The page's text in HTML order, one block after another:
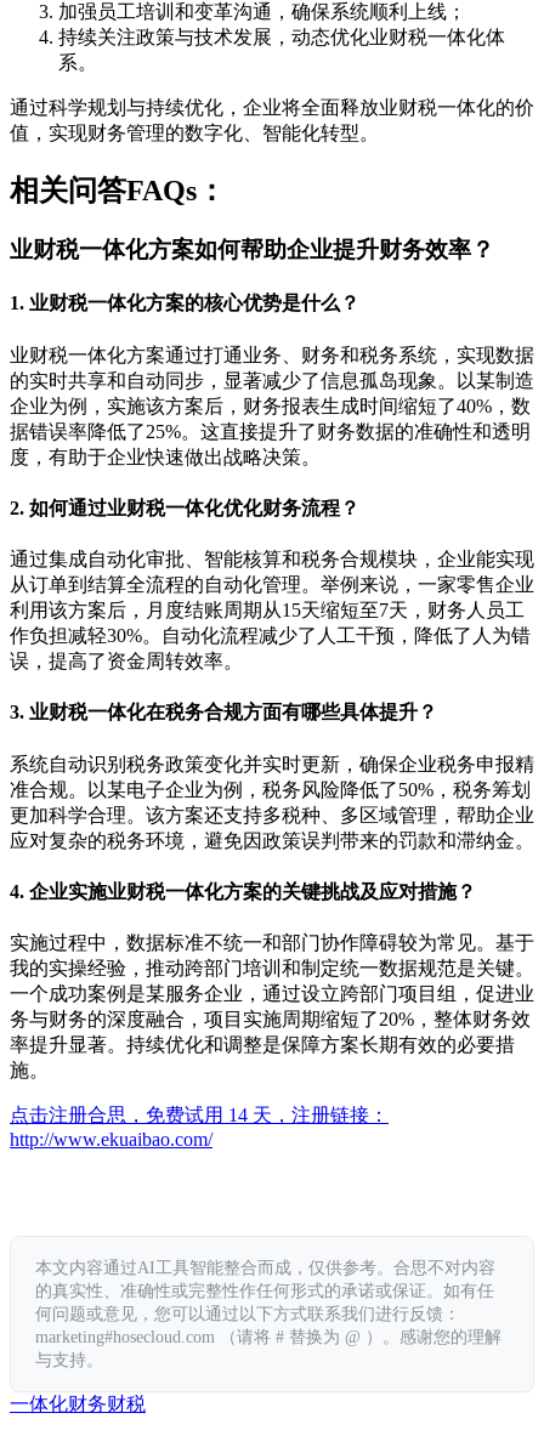
加强员工培训和变革沟通，确保系统顺利上线；
持续关注政策与技术发展，动态优化业财税一体化体
系。
通过科学规划与持续优化，企业将全面释放业财税一体化的价
值，实现财务管理的数字化、智能化转型。
相关问答FAQs：
业财税一体化方案如何帮助企业提升财务效率？
1. 业财税一体化方案的核心优势是什么？
业财税一体化方案通过打通业务、财务和税务系统，实现数据
的实时共享和自动同步，显著减少了信息孤岛现象。以某制造
企业为例，实施该方案后，财务报表生成时间缩短了40%，数
据错误率降低了25%。这直接提升了财务数据的准确性和透明
度，有助于企业快速做出战略决策。
2. 如何通过业财税一体化优化财务流程？
通过集成自动化审批、智能核算和税务合规模块，企业能实现
从订单到结算全流程的自动化管理。举例来说，一家零售企业
利用该方案后，月度结账周期从15天缩短至7天，财务人员工
作负担减轻30%。自动化流程减少了人工干预，降低了人为错
误，提高了资金周转效率。
3. 业财税一体化在税务合规方面有哪些具体提升？
系统自动识别税务政策变化并实时更新，确保企业税务申报精
准合规。以某电子企业为例，税务风险降低了50%，税务筹划
更加科学合理。该方案还支持多税种、多区域管理，帮助企业
应对复杂的税务环境，避免因政策误判带来的罚款和滞纳金。
4. 企业实施业财税一体化方案的关键挑战及应对措施？
实施过程中，数据标准不统一和部门协作障碍较为常见。基于
我的实操经验，推动跨部门培训和制定统一数据规范是关键。
一个成功案例是某服务企业，通过设立跨部门项目组，促进业
务与财务的深度融合，项目实施周期缩短了20%，整体财务效
率提升显著。持续优化和调整是保障方案长期有效的必要措
施。
点击注册合思，免费试用 14 天，注册链接：
http://www.ekuaibao.com/
本文内容通过AI工具智能整合而成，仅供参考。合思不对内容
的真实性、准确性或完整性作任何形式的承诺或保证。如有任
何问题或意见，您可以通过以下方式联系我们进行反馈：
marketing#hosecloud.com （请将 # 替换为 @ ）。感谢您的理解
与支持。
一体化财务财税